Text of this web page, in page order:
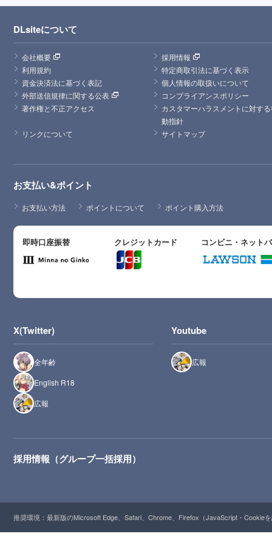
DLsiteについて
会社概要
採用情報
利用規約
特定商取引法に基づく表示
資金決済法に基づく表記
個人情報の取扱いについて
外部送信規律に関する公表
コンプライアンスポリシー
著作権と不正アクセス
カスタマーハラスメントに対す
動指針
リンクについて
サイトマップ
お支払い&ポイント
お支払い方法 ポイントについて ポイント購入方法
即時口座振替 クレジットカード コンビニ・ネット
X(Twitter)
全年齢
English R18
広報
Youtube
広報
採用情報（グループ一括採用）
推奨環境：最新版のMicrosoft Edge、Safari、Chrome、Firefox（JavaScript・Cookie